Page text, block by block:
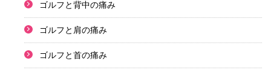
ゴルフと背中の痛み
ゴルフと肩の痛み
ゴルフと首の痛み